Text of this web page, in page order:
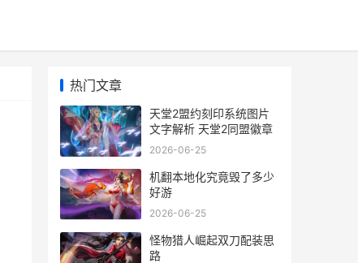
热门文章
天堂2盟约刻印系统图片
文字解析 天堂2同盟徽章
2026-06-25
机翻本地化究竟毁了多少
好游
2026-06-25
怪物猎人崛起双刀配装思
路